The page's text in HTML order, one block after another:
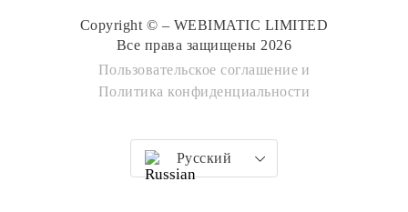
Copyright © – WEBIMATIC LIMITED
Все права защищены 2026
Пользовательское соглашение и
Политика конфиденциальности
Русский